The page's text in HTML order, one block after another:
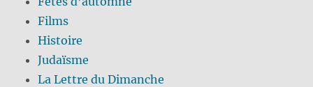
Films
Histoire
Judaïsme
La Lettre du Dimanche